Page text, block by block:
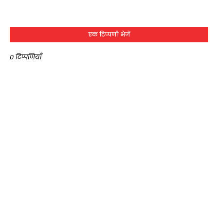
एक टिप्पणी भेजें
0 टिप्पणियाँ